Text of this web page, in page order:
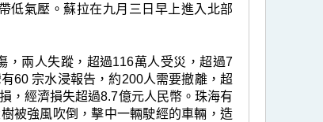
低氣壓。蘇拉在九月三日早上進入北部
，兩人失蹤，超過116萬人受災，超過7
60 宗水浸報告，約200人需要撤離，超
，經濟損失超過8.7億元人民幣。珠海有
被強風吹倒，擊中一輛駛經的車輛，造